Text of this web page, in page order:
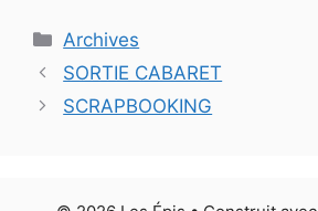
Catégories
Archives
SORTIE CABARET
SCRAPBOOKING